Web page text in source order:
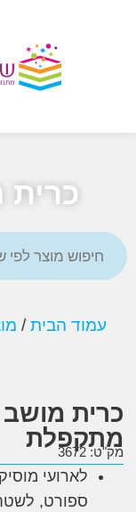
כרית
הבית/מוצרי
מושב
לארועי מוסיקה,
ספורט, לשטח.